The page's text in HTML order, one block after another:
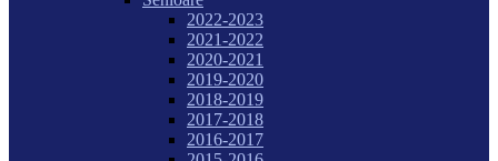
2022-2023
2021-2022
2020-2021
2019-2020
2018-2019
2017-2018
2016-2017